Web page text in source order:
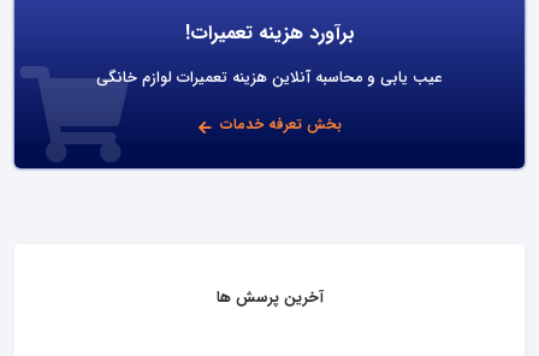
برآورد هزینه تعمیرات!
عیب یابی و محاسبه آنلاین هزینه تعمیرات لوازم خانگی
بخش تعرفه خدمات
آخرین پرسش ها